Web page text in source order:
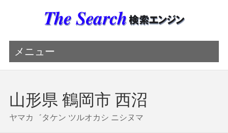
メニュー
山形県 鶴岡市 西沼
ヤマカ゛タケン ツルオカシ ニシヌマ